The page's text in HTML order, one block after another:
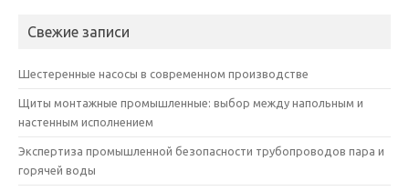
Свежие записи
Шестеренные насосы в современном производстве
Щиты монтажные промышленные: выбор между напольным и
настенным исполнением
Экспертиза промышленной безопасности трубопроводов пара и
горячей воды